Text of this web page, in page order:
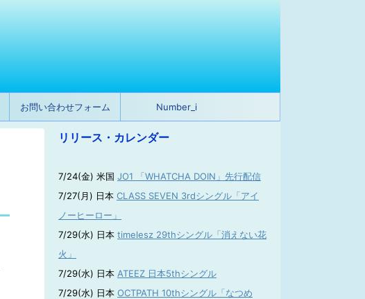
お問い合わせフォーム Number_i
リリース・カレンダー
7/24(金) 米国 JO1 「WHATCHA DOIN」先行配信
7/27(月) 日本 CLASS SEVEN 3rdシングル「アイ
ノーヒーロー」
7/29(水) 日本 timelesz 29thシングル「消えない花
火」
7/29(水) 日本 ATEEZ 日本5thシングル
7/29(水) 日本 OCTPATH 10thシングル「なつめ